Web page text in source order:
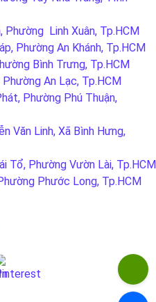
Phường Linh Xuân, Tp.HCM
Phường An Khánh, Tp.HCM
Bình Trưng, Tp.HCM
An Lạc, Tp.HCM
Phường Phú Thuận,
Văn Linh, Xã Bình Hưng,
Tổ, Phường Vườn Lài, Tp.HCM
Phước Long, Tp.HCM